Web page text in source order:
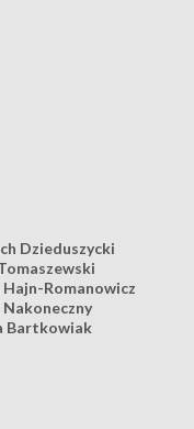
Dzieduszycki
Hajn-Romanowicz
Bartkowiak